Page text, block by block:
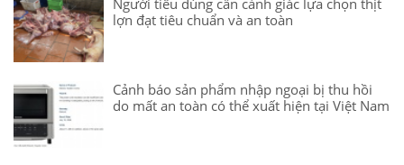
Người tiêu dùng cần cảnh giác lựa chọn thịt
lợn đạt tiêu chuẩn và an toàn
Cảnh báo sản phẩm nhập ngoại bị thu hồi
do mất an toàn có thể xuất hiện tại Việt Nam